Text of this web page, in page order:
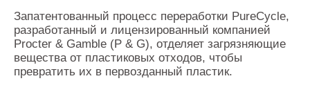
Запатентованный процесс переработки PureCycle,
разработанный и лицензированный компанией
Procter & Gamble (P & G), отделяет загрязняющие
вещества от пластиковых отходов, чтобы
превратить их в первозданный пластик.